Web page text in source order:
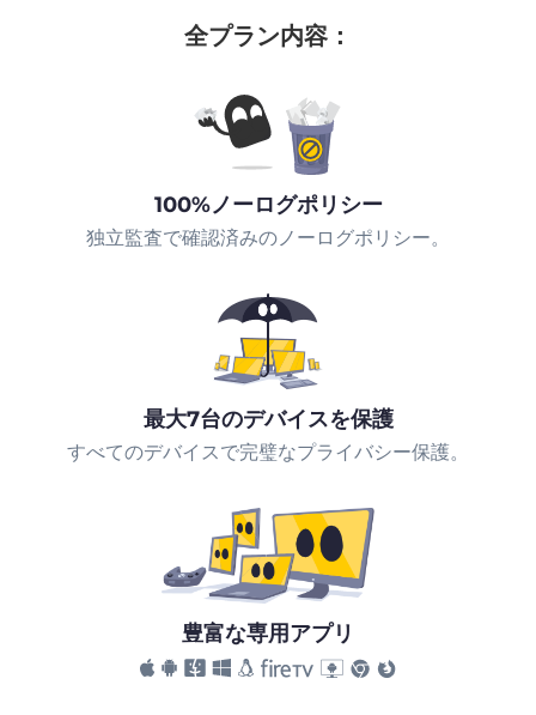
全プラン内容：
100%ノーログポリシー
独立監査で確認済みのノーログポリシー。
最大7台のデバイスを保護
すべてのデバイスで完璧なプライバシー保護。
豊富な専用アプリ